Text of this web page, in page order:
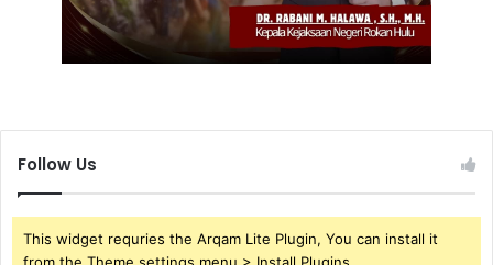
Follow Us
This widget requries the Arqam Lite Plugin, You can install it
from the Theme settings menu > Install Plugins.